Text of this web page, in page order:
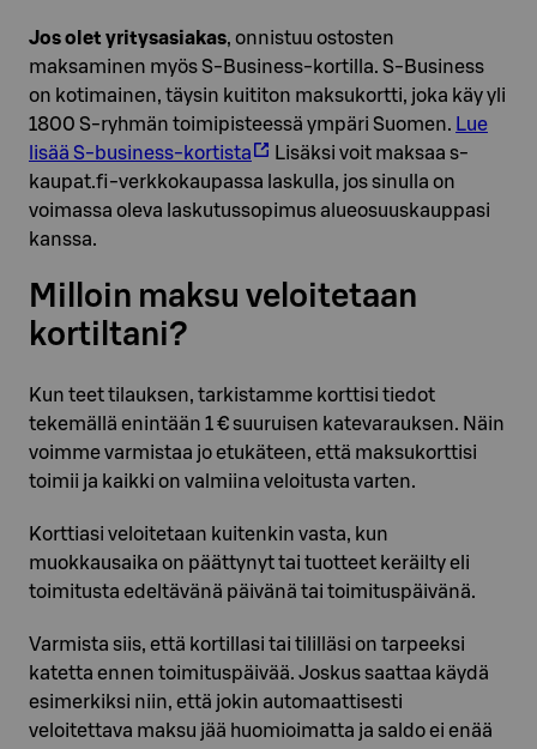
Jos olet yritysasiakas, onnistuu ostosten
maksaminen myös S-Business-kortilla. S-Business
on kotimainen, täysin kuititon maksukortti, joka käy yli
1800 S-ryhmän toimipisteessä ympäri Suomen. Lue
lisää S-business-kortista
Lisäksi voit maksaa s-
kaupat.fi-verkkokaupassa laskulla, jos sinulla on
voimassa oleva laskutussopimus alueosuuskauppasi
kanssa.
Milloin maksu veloitetaan
kortiltani?
Kun teet tilauksen, tarkistamme korttisi tiedot
tekemällä enintään 1 € suuruisen katevarauksen. Näin
voimme varmistaa jo etukäteen, että maksukorttisi
toimii ja kaikki on valmiina veloitusta varten.
Korttiasi veloitetaan kuitenkin vasta, kun
muokkausaika on päättynyt tai tuotteet keräilty eli
toimitusta edeltävänä päivänä tai toimituspäivänä.
Varmista siis, että kortillasi tai tililläsi on tarpeeksi
katetta ennen toimituspäivää. Joskus saattaa käydä
esimerkiksi niin, että jokin automaattisesti
veloitettava maksu jää huomioimatta ja saldo ei enää